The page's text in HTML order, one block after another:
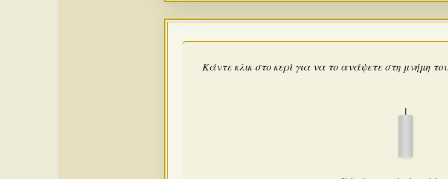
Κάντε κλικ στο κερί για να το ανάψετε στη μνήμη